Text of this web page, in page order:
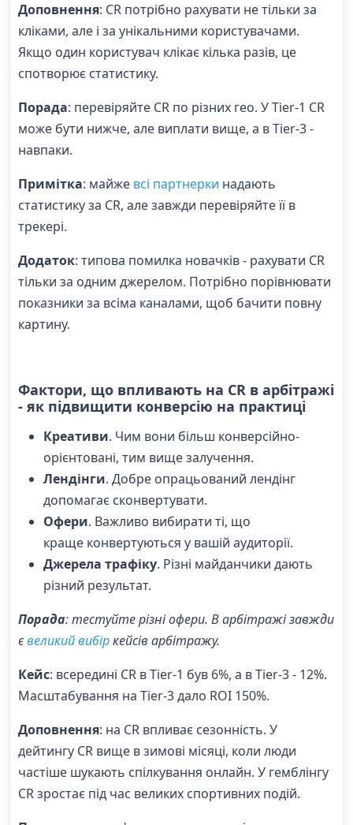
Доповнення: CR потрібно рахувати не тільки за
кліками, але і за унікальними користувачами.
Якщо один користувач клікає кілька разів, це
спотворює статистику.
Порада: перевіряйте CR по різних гео. У Tier-1 CR
може бути нижче, але виплати вище, а в Tier-3 -
навпаки.
Примітка: майже всі партнерки надають
статистику за CR, але завжди перевіряйте її в
трекері.
Додаток: типова помилка новачків - рахувати CR
тільки за одним джерелом. Потрібно порівнювати
показники за всіма каналами, щоб бачити повну
картину.
Фактори, що впливають на CR в арбітражі
- як підвищити конверсію на практиці
Креативи. Чим вони більш конверсійно-
орієнтовані, тим вище залучення.
Лендінги. Добре опрацьований лендінг
допомагає сконвертувати.
Офери. Важливо вибирати ті, що
краще конвертуються у вашій аудиторії.
Джерела трафіку. Різні майданчики дають
різний результат.
Порада: тестуйте різні офери. В арбітражі завжди
євеликий вибіркейсів арбітражу.
Кейс: всередині CR в Tier-1 був 6%, а в Tier-3 - 12%.
Масштабування на Tier-3 дало ROI 150%.
Доповнення: на CR впливає сезонність. У
дейтингу CR вище в зимові місяці, коли люди
частіше шукають спілкування онлайн. У гемблінгу
CR зростає під час великих спортивних подій.